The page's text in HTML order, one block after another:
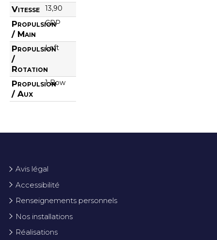
Vitesse 13,90
Propulsion
/ Main
CPP
Propulsion
/
Rotation
Left
Propulsion
/ Aux
1 Bow
Avis légal
Accessibilité
Renseignements personnels
Nos installations
Réalisations